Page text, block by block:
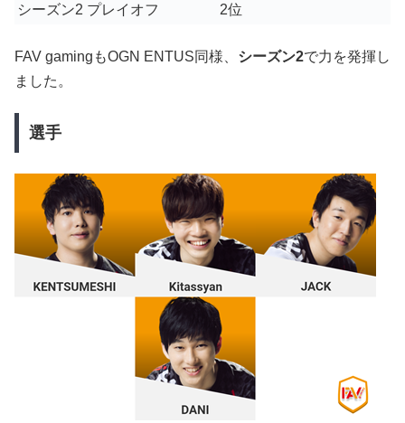
シーズン2 プレイオフ
2位
FAV gamingもOGN ENTUS同様、 シーズン2で力を発揮し
ました。
選手